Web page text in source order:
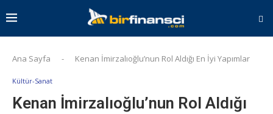
Ana Sayfa - Kenan İmirzalıoğlu’nun Rol Aldığı En İyi Yapımlar
Kültür-Sanat
Kenan İmirzalıoğlu’nun Rol Aldığı